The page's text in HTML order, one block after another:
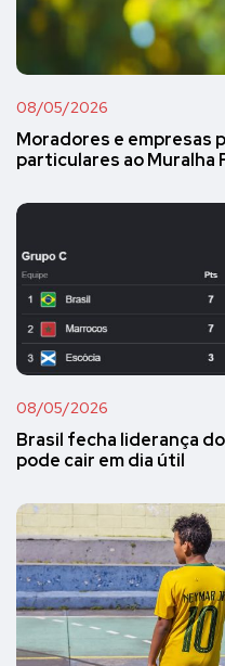
08/05/2026
Moradores e empresas
particulares ao Muralha
08/05/2026
Brasil fecha liderança
pode cair em dia útil